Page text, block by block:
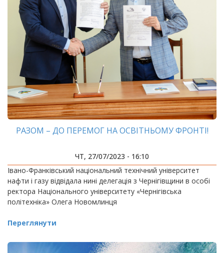
РАЗОМ – ДО ПЕРЕМОГ НА ОСВІТНЬОМУ ФРОНТІ!
ЧТ, 27/07/2023 - 16:10
Івано-Франківський національний технічний університет
нафти і газу відвідала нині делегація з Чернігівщини в особі
ректора Національного університету «Чернігівська
політехніка» Олега Новомлинця
Переглянути